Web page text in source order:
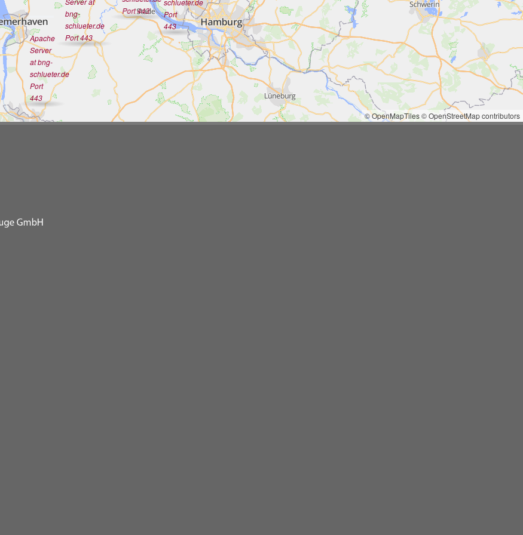
Port 443
schlueter.de
Port
443
bng-
schlueter.de
Port 443
Apache
Server
at bng-
schlueter.de
Port
443
© OpenMapTiles© OpenStreetMap contributors